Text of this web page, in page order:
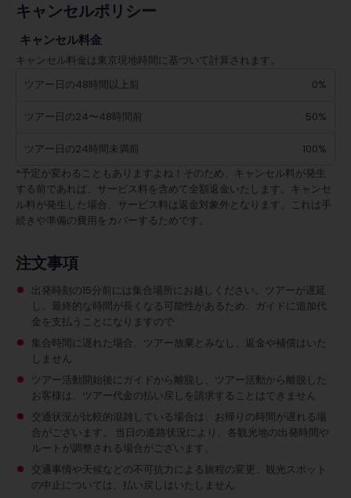
キャンセルポリシー
キャンセル料金
キャンセル料金は東京現地時間に基づいて計算されます。
ツアー日の48時間以上前
0%
ツアー日の24〜48時間前 50%
ツアー日の24時間未満前
100%
*予定が変わることもありますよね！そのため、キャンセル料が発生
する前であれば、サービス料を含めて全額返金いたします。キャンセ
ル料が発生した場合、サービス料は返金対象外となります。これは手
続きや準備の費用をカバーするためです。
注文事項
出発時刻の15分前には集合場所にお越しください。ツアーが遅延
し、最終的な時間が長くなる可能性があるため、ガイドに追加代
金を支払うことになりますので
集合時間に遅れた場合、ツアー放棄とみなし、返金や補償はいた
しません
ツアー活動開始後にガイドから離脱し、ツアー活動から離脱した
お客様は、ツアー代金の払い戻しを請求することはできません
交通状況が比較的混雑している場合は、お帰りの時間が遅れる場
合がございます。 当日の道路状況により、各観光地の出発時間や
ルートが調整される場合がございます。
交通事情や天候などの不可抗力による旅程の変更、観光スポット
の中止については、払い戻しはいたしません